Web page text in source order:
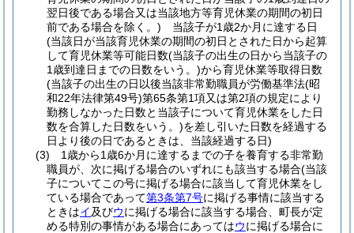
翌日後である場合又は当該地方等育児休業の期間の初日
前である場合を除く。) 当該子が1歳2か月に達する日
(当該日が当該育児休業の期間の初日とされた日から起算
して育児休業等可能日数(当該子の出生の日から当該子の
1歳到達日までの日数をいう。)から育児休業等取得日数
(当該子の出生の日以後当該非常勤職員が労働基準法(昭
和22年法律第49号)第65条第1項又は第2項の規定により
勤務しなかった日数と当該子について育児休業をした日
数を合算した日数をいう。)を差し引いた日数を経過する
日より後の日であるときは、当該経過する日)
(3)
1歳から1歳6か月に達するまでの子を養育する非常勤
職員が、次に掲げる場合のいずれにも該当する場合(当該
子についてこの号に掲げる場合に該当して育児休業をし
ている場合であって第3条第7号に掲げる事情に該当する
ときはイ及びウに掲げる場合に該当する場合、町長が定
める特別の事情がある場合にあってはウに掲げる場合に